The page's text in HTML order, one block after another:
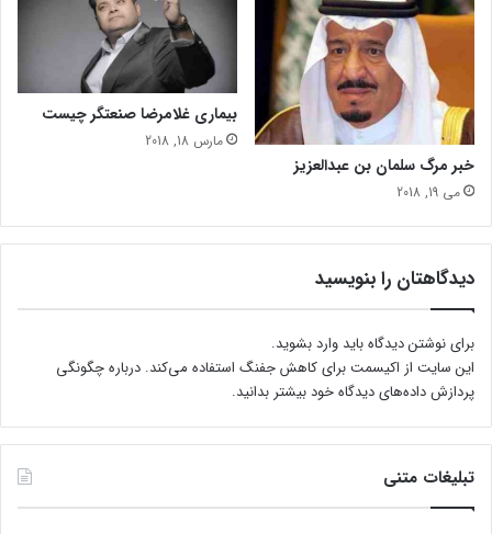
ه
و
ا
ه
د
و
ت
خبر مرگ سلمان بن عبدالعزیز
می 19, 2018
بیماری غلامرضا صنعتگر چیست
مارس 18, 2018
دیدگاهتان را بنویسید
برای نوشتن دیدگاه باید وارد بشوید.
این سایت از اکیسمت برای کاهش جفنگ استفاده می‌کند. درباره چگونگی
پردازش داده‌های دیدگاه خود بیشتر بدانید.
تبلیغات متنی